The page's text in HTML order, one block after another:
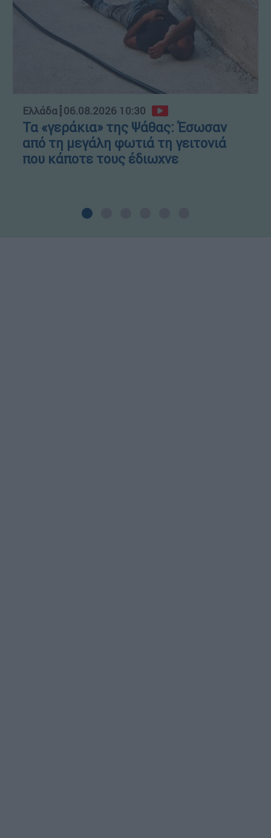
Ελλάδα┋06.08.2026 10:30
Τα «γεράκια» της Ψάθας: Έσωσαν
από τη μεγάλη φωτιά τη γειτονιά
που κάποτε τους έδιωχνε